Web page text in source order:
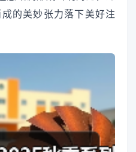
的美妙张力落下美好注